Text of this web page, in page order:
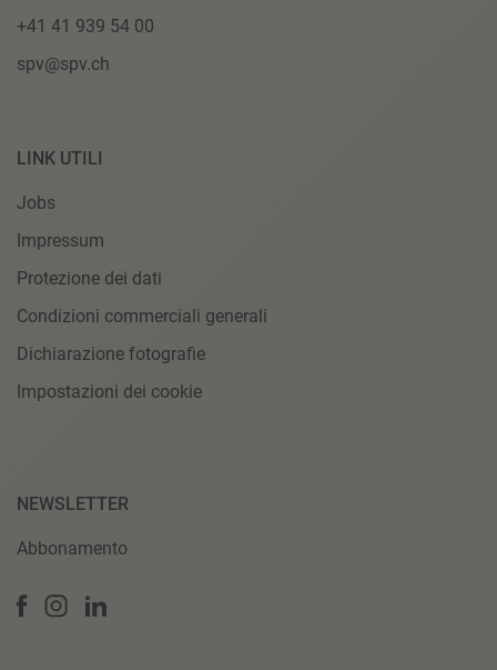
+41 41 939 54 00
spv@spv.ch
LINK UTILI
Jobs
Impressum
Protezione dei dati
Condizioni commerciali generali
Dichiarazione fotografie
Impostazioni dei cookie
NEWSLETTER
Abbonamento